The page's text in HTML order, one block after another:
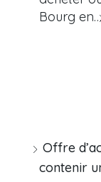
Bourg
Offre
contenir